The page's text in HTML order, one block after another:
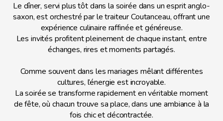
Le dîner, servi plus tôt dans la soirée dans un esprit anglo-
saxon, est orchestré par le traiteur Coutanceau, offrant une
expérience culinaire raffinée et généreuse.
Les invités profitent pleinement de chaque instant, entre
échanges, rires et moments partagés.
Comme souvent dans les mariages mêlant différentes
cultures, l’énergie est incroyable.
La soirée se transforme rapidement en véritable moment
de fête, où chacun trouve sa place, dans une ambiance à la
fois chic et décontractée.